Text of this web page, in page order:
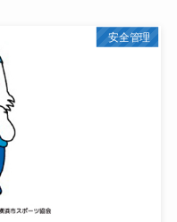
安全管理